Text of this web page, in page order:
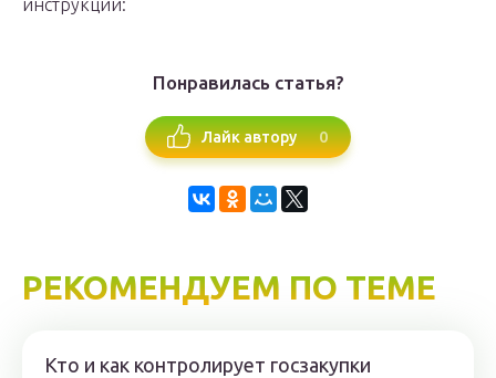
инструкции:
Понравилась статья?
Лайк автору 0
РЕКОМЕНДУЕМ ПО ТЕМЕ
Кто и как контролирует госзакупки